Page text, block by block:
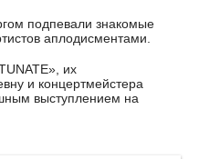
подпевали знакомые
аплодисментами.
их
и концертмейстера
выступлением на